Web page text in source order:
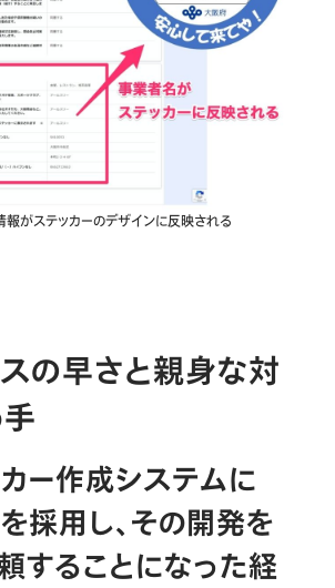
報がステッカーのデザインに反映される
の早さと親身な対
ー作成システムに
用し、その開発を
することになった経